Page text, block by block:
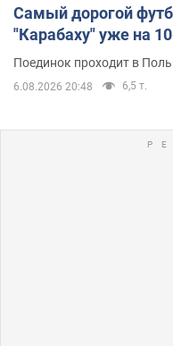
Самый дорогой
"Карабаху" уже на
Поединок проходит в
6.08.2026 20:48 6,5 т.